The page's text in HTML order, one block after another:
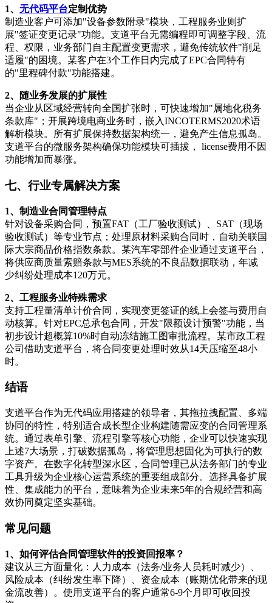
1、 无代码平台定制优势
制造业客户可添加"设备参数附录"模块，工程服务业则扩
展"签证变更记录"功能。支道平台无需编程即可调整字段、流
程、权限，业务部门自主配置变更需求，避免传统软件"削足
适履"的困境。某客户在3个工作日内完成了EPC合同特有
的"里程碑付款"功能搭建。
2、随业务发展的扩展性
当企业从区域经营转向全国扩张时，可快速增加"属地化税务
条款库"；开展跨境电商业务时，嵌入INCOTERMS2020术语
解析模块。所有扩展保持数据架构统一，避免产生信息孤岛。
支道平台的微服务架构确保功能模块可插拔， license费用不因
功能增加而暴涨。
七、行业专属解决方案
1、制造业合同管理特点
针对设备采购合同，预置FAT（工厂验收测试）、SAT（现场
验收测试）等专业节点；处理原材料采购合同时，自动关联国
际大宗商品价格指数条款。某汽车零部件企业通过支道平台，
将供应商质量索赔条款与MES系统的不良品数据联动，年减
少纠纷处理成本120万元。
2、工程服务业特殊需求
支持工程量清单计价合同，实现变更签证的线上会签与费用自
动核算。针对EPC总承包合同，开发"限额设计预警"功能，当
初步设计超概算10%时自动冻结施工图审批流程。某市政工程
公司借助支道平台，将合同变更处理时效从14天压缩至48小
时。
结语
支道平台作为无代码应用搭建的领导者，其拖拉拽配置、多端
协同的特性，特别适合成长型企业构建随需应变的合同管理系
统。通过表单引擎、流程引擎等核心功能，企业可以快速实现
上述7大场景，打破数据孤岛，将管理思想固化为可执行的数
字资产。在数字化转型深水区，合同管理已从法务部门的专业
工具升级为企业核心运营系统的重要组成部分。选择具备扩展
性、集成能力的平台，意味着为企业未来5年的合规经营和高
效协同奠定坚实基础。
常见问题
1、如何评估合同管理软件的投资回报率？
建议从三方面量化：人力成本（法务/业务人员耗时减少）、
风险成本（纠纷发生率下降）、资金成本（账期优化带来的现
金流改善）。使用支道平台的客户通常6-9个月即可收回投